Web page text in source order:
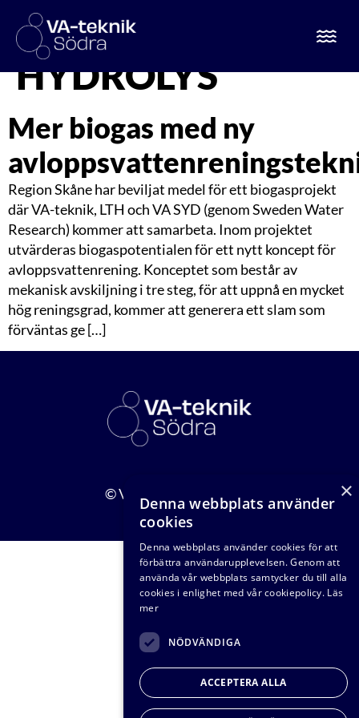
ETIKETT:
HYDROLYS
Mer biogas med ny
Region Skåne har beviljat medel för ett biogasprojekt
där VA-teknik, LTH och VA SYD (genom Sweden Water
Research) kommer att samarbeta. Inom projektet
utvärderas biogaspotentialen för ett nytt koncept för
avloppsvattenrening. Konceptet som består av
mekanisk avskiljning i tre steg, för att uppnå en mycket
hög reningsgrad, kommer att generera ett slam som
förväntas ge […]
© VA-teknik Södra 2026 ×
Denna webbplats använder
cookies
Denna webbplats använder cookies för att
förbättra användarupplevelsen. Genom att
använda vår webbplats samtycker du till alla
cookies i enlighet med vår cookiepolicy. Läs
mer
NÖDVÄNDIGA
ACCEPTERA ALLA